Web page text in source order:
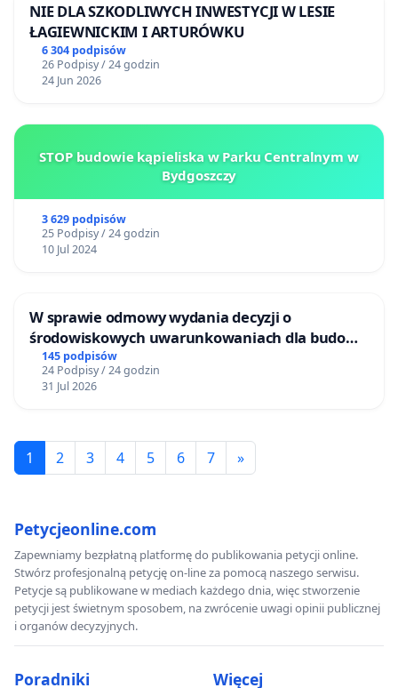
NIE DLA SZKODLIWYCH INWESTYCJI W LESIE
ŁAGIEWNICKIM I ARTURÓWKU
6 304 podpisów
26 Podpisy / 24 godzin
24 Jun 2026
STOP budowie kąpieliska w Parku Centralnym w
Bydgoszczy
3 629 podpisów
25 Podpisy / 24 godzin
10 Jul 2024
W sprawie odmowy wydania decyzji o
środowiskowych uwarunkowaniach dla budowy
zakładu wytwarzania biometanu „Krynki” w
Ostrowiu Południowym oraz ochrony
mieszkańców i Puszczy Knyszyńskiej
145 podpisów
24 Podpisy / 24 godzin
31 Jul 2026
1 2 3 4 5 6 7 »
Petycjeonline.com
Zapewniamy bezpłatną platformę do publikowania petycji online.
Stwórz profesjonalną petycję on-line za pomocą naszego serwisu.
Petycje są publikowane w mediach każdego dnia, więc stworzenie
petycji jest świetnym sposobem, na zwrócenie uwagi opinii publicznej
i organów decyzyjnych.
Poradniki Więcej